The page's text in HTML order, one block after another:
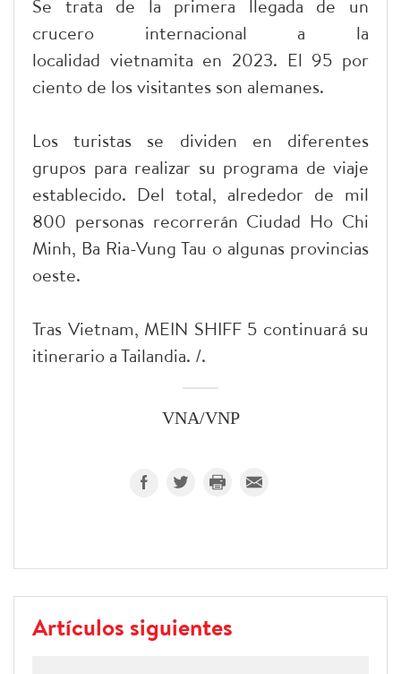
Se trata de la primera llegada de un
crucero internacional a la
localidad vietnamita en 2023. El 95 por
ciento de los visitantes son alemanes.
Los turistas se dividen en diferentes
grupos para realizar su programa de viaje
establecido. Del total, alrededor de mil
800 personas recorrerán Ciudad Ho Chi
Minh, Ba Ria-Vung Tau o algunas provincias
oeste.
Tras Vietnam, MEIN SHIFF 5 continuará su
itinerario a Tailandia. /.
VNA/VNP
Artículos siguientes